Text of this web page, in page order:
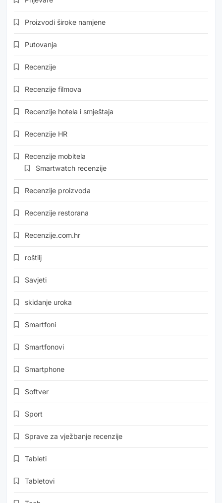
Proizvodi široke namjene
Putovanja
Recenzije
Recenzije filmova
Recenzije hotela i smještaja
Recenzije HR
Recenzije mobitela
Smartwatch recenzije
Recenzije proizvoda
Recenzije restorana
Recenzije.com.hr
roštilj
Savjeti
skidanje uroka
Smartfoni
Smartfonovi
Smartphone
Softver
Sport
Sprave za vježbanje recenzije
Tableti
Tabletovi